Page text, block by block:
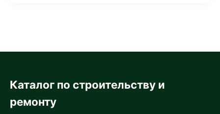
Каталог по строительству и
ремонту